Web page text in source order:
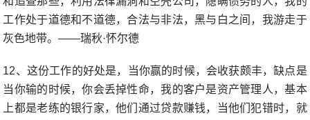
工作处于道德和不道德，合法与非法，黑与白之间，我游走于
灰色地带。——瑞秋·怀尔德
12、这份工作的好处是，当你赢的时候，会收获颇丰，缺点是
当你输的时候，你会丢掉性命，我的客户是资产管理人，基本
上都是老练的银行家，他们通过贷款赚钱，当他们犯错时，就